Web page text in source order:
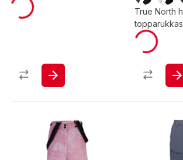
True North